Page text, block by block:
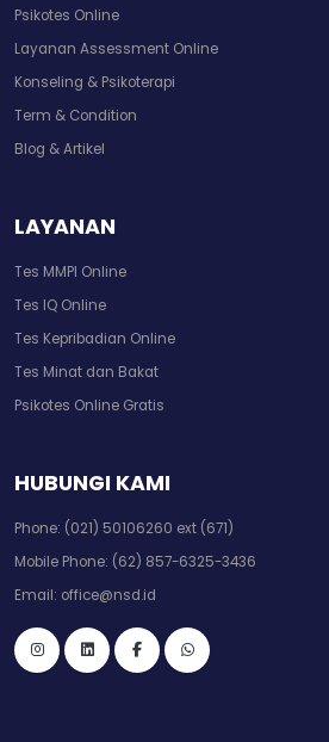
Psikotes Online
Layanan Assessment Online
Konseling & Psikoterapi
Term & Condition
Blog & Artikel
LAYANAN
Tes MMPI Online
Tes IQ Online
Tes Kepribadian Online
Tes Minat dan Bakat
Psikotes Online Gratis
HUBUNGI KAMI
Phone: (021) 50106260 ext (671)
Mobile Phone: (62) 857-6325-3436
Email: office@nsd.id